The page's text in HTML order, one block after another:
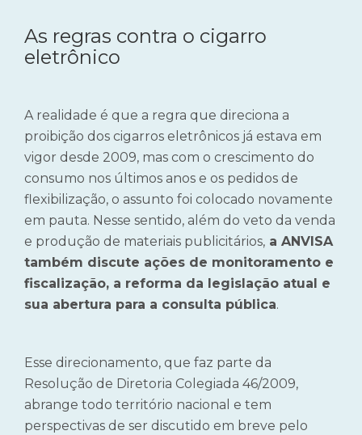
As regras contra o cigarro
eletrônico
A realidade é que a regra que direciona a
proibição dos cigarros eletrônicos já estava em
vigor desde 2009, mas com o crescimento do
consumo nos últimos anos e os pedidos de
flexibilização, o assunto foi colocado novamente
em pauta. Nesse sentido, além do veto da venda
e produção de materiais publicitários, a ANVISA
também discute ações de monitoramento e
fiscalização, a reforma da legislação atual e
sua abertura para a consulta pública.
Esse direcionamento, que faz parte da
Resolução de Diretoria Colegiada 46/2009,
abrange todo território nacional e tem
perspectivas de ser discutido em breve pelo